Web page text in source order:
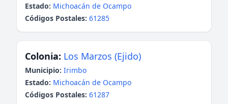
Estado: Michoacán de Ocampo
Códigos Postales: 61285
Colonia: Los Marzos (Ejido)
Municipio: Irimbo
Estado: Michoacán de Ocampo
Códigos Postales: 61287